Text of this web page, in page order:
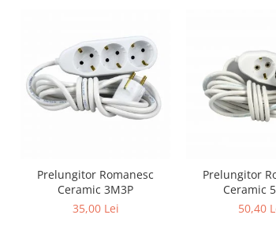
Prelungitor Romanesc
Ceramic 3M3P
35,00 Lei
Prelungitor
Ceramic
50,40